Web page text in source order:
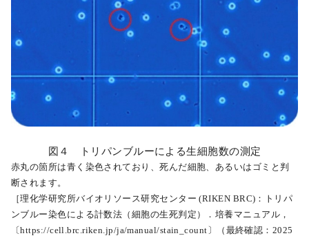
図４ トリパンブルーによる生細胞数の測定
赤丸の箇所は青く染色されており、死んだ細胞、あるいはゴミと判
断されます。
［理化学研究所バイオリソース研究センター (RIKEN BRC)：トリパ
ンブルー染色による計数法（細胞の生死判定）．培養マニュアル，
〔https://cell.brc.riken.jp/ja/manual/stain_count〕（最終確認：2025